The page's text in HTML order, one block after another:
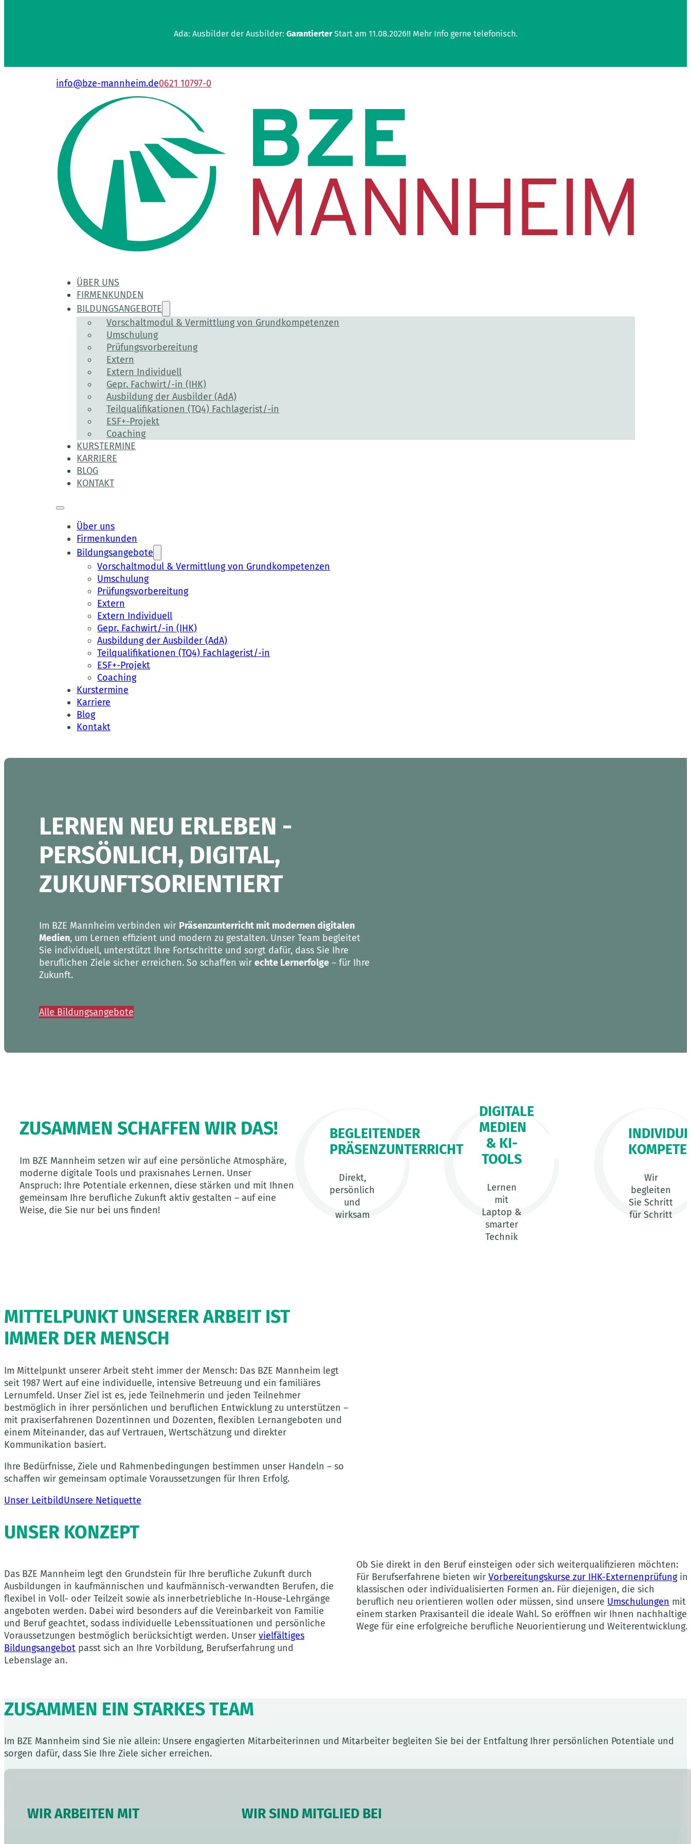
Ada: Ausbilder der Ausbilder: GarantierterStart am 11.08.2026!! Mehr Info gerne telefonisch.
info@bze-mannheim.de0621 10797-0
ÜBER UNS
FIRMENKUNDEN
BILDUNGSANGEBOTE
Vorschaltmodul & Vermittlung von Grundkompetenzen
Umschulung
Prüfungsvorbereitung
Extern
Extern Individuell
Gepr. Fachwirt/-in (IHK)
Ausbildung der Ausbilder (AdA)
Teilqualifikationen (TQ4) Fachlagerist/-in
ESF+-Projekt
Coaching
KURSTERMINE
KARRIERE
BLOG
KONTAKT
Über uns
Firmenkunden
Bildungsangebote
Vorschaltmodul & Vermittlung von Grundkompetenzen
Umschulung
Prüfungsvorbereitung
Extern
Extern Individuell
Gepr. Fachwirt/-in (IHK)
Ausbildung der Ausbilder (AdA)
Teilqualifikationen (TQ4) Fachlagerist/-in
ESF+-Projekt
Coaching
Kurstermine
Karriere
Blog
Kontakt
LERNEN NEU ERLEBEN -
PERSÖNLICH, DIGITAL,
ZUKUNFTSORIENTIERT
Im BZE Mannheim verbinden wir Präsenzunterricht mit modernen digitalen
Medien, um Lernen effizient und modern zu gestalten. Unser Team begleitet
Sie individuell, unterstützt Ihre Fortschritte und sorgt dafür, dass Sie Ihre
beruflichen Ziele sicher erreichen. So schaffen wir echte Lernerfolge– für Ihre
Zukunft.
Alle Bildungsangebote
ZUSAMMEN SCHAFFEN WIR DAS!
Im BZE Mannheim setzen wir auf eine persönliche Atmosphäre,
moderne digitale Tools und praxisnahes Lernen. Unser
Anspruch: Ihre Potentiale erkennen, diese stärken und mit Ihnen
gemeinsam Ihre berufliche Zukunft aktiv gestalten – auf eine
Weise, die Sie nur bei uns finden!
BEGLEITENDER
PRÄSENZUNTERRICHT
Direkt,
persönlich
und
wirksam
DIGITALE
MEDIEN
& KI-
TOOLS
Lernen
mit
Laptop &
smarter
Technik
Wir
begleiten
Sie Schritt
für Schritt
MITTELPUNKT UNSERER ARBEIT IST
IMMER DER MENSCH
Im Mittelpunkt unserer Arbeit steht immer der Mensch: Das BZE Mannheim legt
seit 1987 Wert auf eine individuelle, intensive Betreuung und ein familiäres
Lernumfeld. Unser Ziel ist es, jede Teilnehmerin und jeden Teilnehmer
bestmöglich in ihrer persönlichen und beruflichen Entwicklung zu unterstützen –
mit praxiserfahrenen Dozentinnen und Dozenten, flexiblen Lernangeboten und
einem Miteinander, das auf Vertrauen, Wertschätzung und direkter
Kommunikation basiert.
Ihre Bedürfnisse, Ziele und Rahmenbedingungen bestimmen unser Handeln – so
schaffen wir gemeinsam optimale Voraussetzungen für Ihren Erfolg.
Unser LeitbildUnsere Netiquette
UNSER KONZEPT
Das BZE Mannheim legt den Grundstein für Ihre berufliche Zukunft durch
Ausbildungen in kaufmännischen und kaufmännisch-verwandten Berufen, die
flexibel in Voll- oder Teilzeit sowie als innerbetriebliche In-House-Lehrgänge
angeboten werden. Dabei wird besonders auf die Vereinbarkeit von Familie
und Beruf geachtet, sodass individuelle Lebenssituationen und persönliche
Voraussetzungen bestmöglich berücksichtigt werden. Unser vielfältiges
Bildungsangebot passt sich an Ihre Vorbildung, Berufserfahrung und
Lebenslage an.
Ob Sie direkt in den Beruf einsteigen oder sich weiterqualifizieren möchten:
Für Berufserfahrene bieten wir Vorbereitungskurse zur IHK-Externenprüfungin
klassischen oder individualisierten Formen an. Für diejenigen, die sich
beruflich neu orientieren wollen oder müssen, sind unsere Umschulungen mit
einem starken Praxisanteil die ideale Wahl. So eröffnen wir Ihnen nachhaltige
Wege für eine erfolgreiche berufliche Neuorientierung und Weiterentwicklung.
ZUSAMMEN EIN STARKES TEAM
Im BZE Mannheim sind Sie nie allein: Unsere engagierten Mitarbeiterinnen und Mitarbeiter begleiten Sie bei der Entfaltung Ihrer persönlichen Potentiale und
sorgen dafür, dass Sie Ihre Ziele sicher erreichen.
WIR ARBEITEN MIT WIR SIND MITGLIED BEI